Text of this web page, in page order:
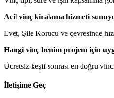
Acil vinç kiralama hizmeti
Evet, Şile Korucu ve çevresinde
Hangi vinç benim projem için
Ücretsiz keşif sonrası en doğru
İletişime Geç